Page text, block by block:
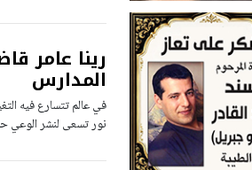
رينا عامر
المدارس
في عالم تتسارع فيه
نور تسعى لنشر الوعي